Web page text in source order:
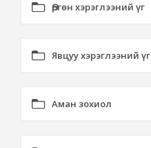
Өргөн хэрэглээний үг
Явцуу хэрэглээний үг
Аман зохиол